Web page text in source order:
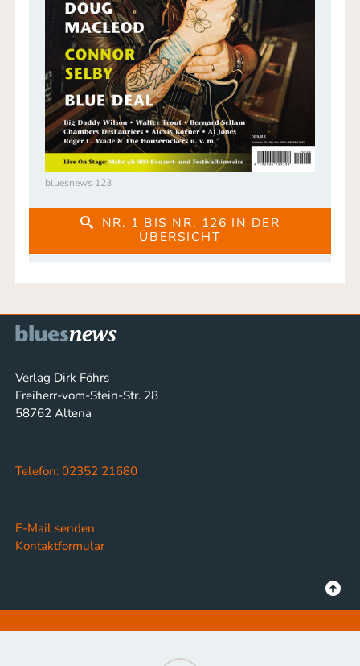
bluesnews 123
NR. 1 BIS NR. 126 IN DER
ÜBERSICHT
Verlag Dirk Föhrs
Freiherr-vom-Stein-Str. 28
58762 Altena
Telefon: 02352 21680
E-Mail senden
Kontaktformular